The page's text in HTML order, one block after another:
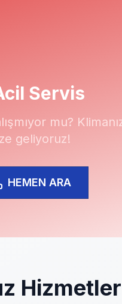
Servis
mu? Klimanız
geliyoruz!
HEMEN ARA
Hizmetler